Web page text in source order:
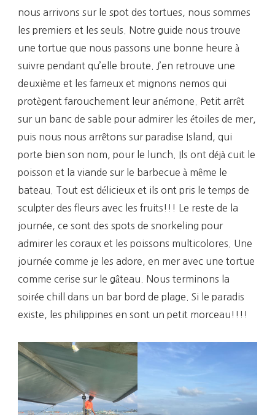
nous arrivons sur le spot des tortues, nous sommes
les premiers et les seuls. Notre guide nous trouve
une tortue que nous passons une bonne heure à
suivre pendant qu’elle broute. J’en retrouve une
deuxième et les fameux et mignons nemos qui
protègent farouchement leur anémone. Petit arrêt
sur un banc de sable pour admirer les étoiles de mer,
puis nous nous arrêtons sur paradise Island, qui
porte bien son nom, pour le lunch. Ils ont déjà cuit le
poisson et la viande sur le barbecue à même le
bateau. Tout est délicieux et ils ont pris le temps de
sculpter des fleurs avec les fruits!!! Le reste de la
journée, ce sont des spots de snorkeling pour
admirer les coraux et les poissons multicolores. Une
journée comme je les adore, en mer avec une tortue
comme cerise sur le gâteau. Nous terminons la
soirée chill dans un bar bord de plage. Si le paradis
existe, les philippines en sont un petit morceau!!!!